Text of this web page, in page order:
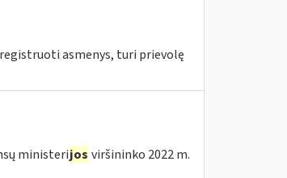
asmenys, turi prievolę
ministerijos viršininko 2022 m.